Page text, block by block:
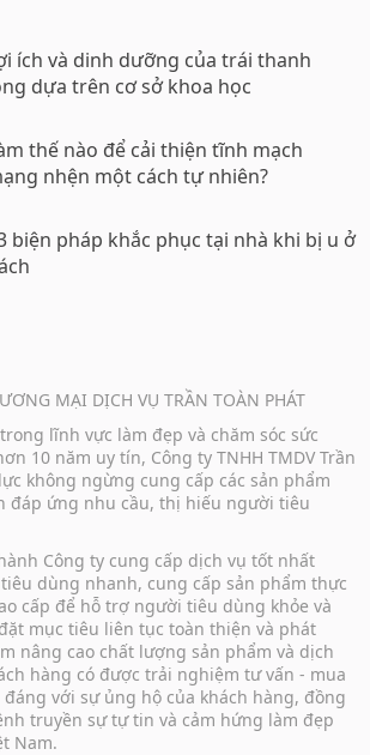
ích và dinh dưỡng của trái thanh
dựa trên cơ sở khoa học
thế nào để cải thiện tĩnh mạch
nhện một cách tự nhiên?
biện pháp khắc phục tại nhà khi bị u ở
MẠI DỊCH VỤ TRẦN TOÀN PHÁT
lĩnh vực làm đẹp và chăm sóc sức
10 năm uy tín, Công ty TNHH TMDV Trần
không ngừng cung cấp các sản phẩm
đáp ứng nhu cầu, thị hiếu người tiêu
Công ty cung cấp dịch vụ tốt nhất
dùng nhanh, cung cấp sản phẩm thực
cấp để hỗ trợ người tiêu dùng khỏe và
mục tiêu liên tục toàn thiện và phát
nâng cao chất lượng sản phẩm và dịch
hàng có được trải nghiệm tư vấn - mua
với sự ủng hộ của khách hàng, đồng
truyền sự tự tin và cảm hứng làm đẹp
Nam.